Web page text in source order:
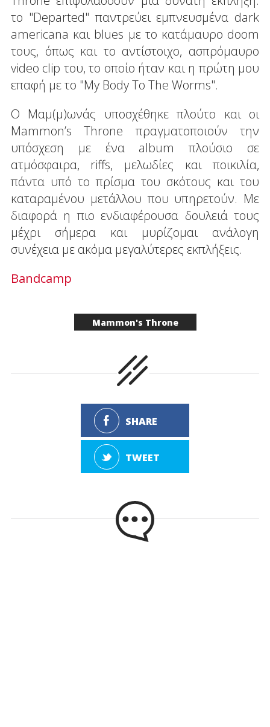
το "Departed" παντρεύει εμπνευσμένα dark
americana και blues με το κατάμαυρο doom
τους, όπως και το αντίστοιχο, ασπρόμαυρο
video clip του, το οποίο ήταν και η πρώτη μου
επαφή με το "My Body To The Worms".
Ο Μαμ(μ)ωνάς υποσχέθηκε πλούτο και οι
Mammon’s Throne πραγματοποιούν την
υπόσχεση με ένα album πλούσιο σε
ατμόσφαιρα, riffs, μελωδίες και ποικιλία,
πάντα υπό το πρίσμα του σκότους και του
καταραμένου μετάλλου που υπηρετούν. Με
διαφορά η πιο ενδιαφέρουσα δουλειά τους
μέχρι σήμερα και μυρίζομαι ανάλογη
συνέχεια με ακόμα μεγαλύτερες εκπλήξεις.
Bandcamp
Mammon's Throne
SHARE
TWEET